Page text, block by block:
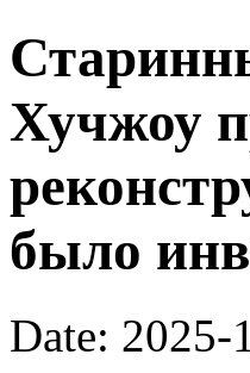
Хучжоу
было
Date: 2025-